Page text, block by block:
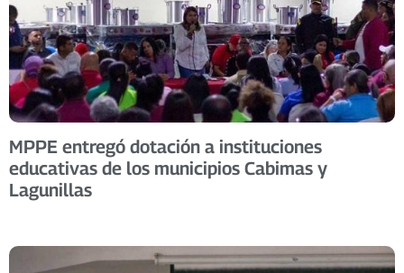
MPPE entregó dotación a instituciones
educativas de los municipios Cabimas y
Lagunillas